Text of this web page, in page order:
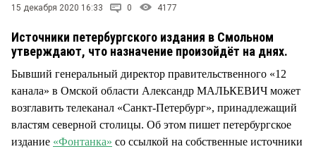
15 декабря 2020 16:33 0 4177
Источники петербургского издания в Смольном
утверждают, что назначение произойдёт на днях.
Бывший генеральный директор правительственного «12
канала» в Омской области Александр МАЛЬКЕВИЧ может
возглавить телеканал «Санкт-Петербург», принадлежащий
властям северной столицы. Об этом пишет петербургское
издание «Фонтанка» со ссылкой на собственные источники